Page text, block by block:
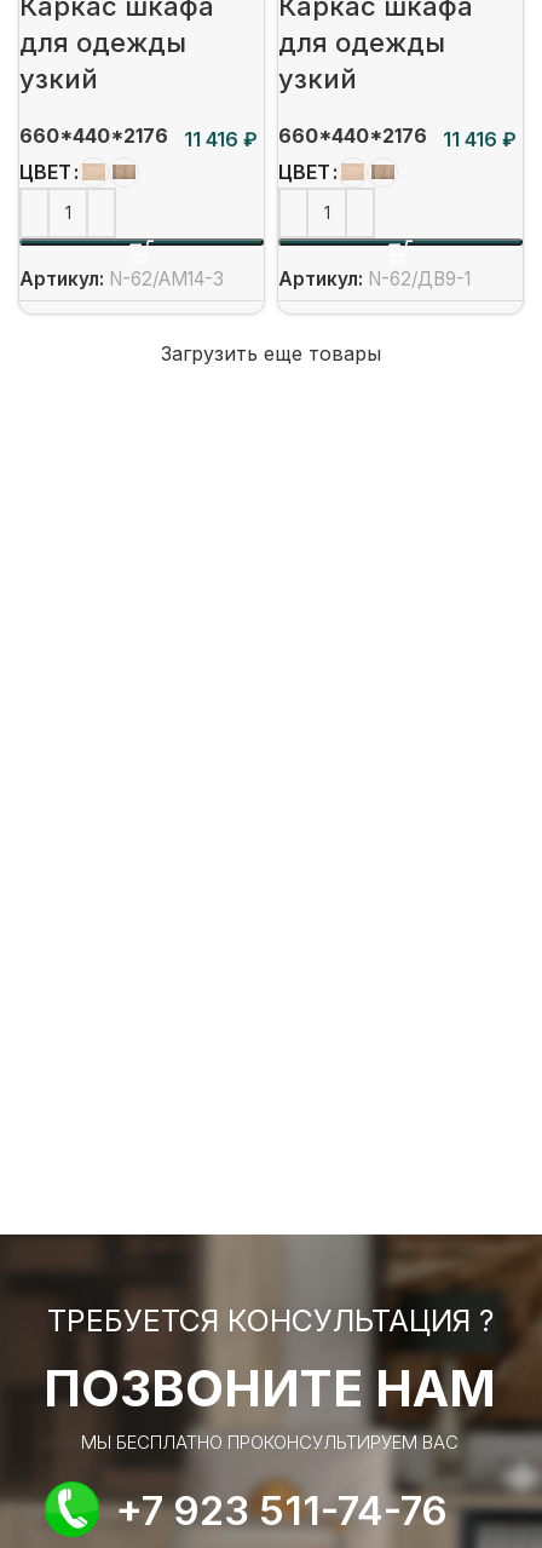
для одежды
узкий
660*440*2176
₽
ЦВЕТ
Артикул: N-62/АМ14-3
для одежды
узкий
660*440*2176
₽
ЦВЕТ
Артикул: N-62/ДВ9-1
Загрузить еще товары
ТРЕБУЕТСЯ КОНСУЛЬТАЦИЯ ?
ПОЗВОНИТЕ НАМ
МЫ БЕСПЛАТНО ПРОКОНСУЛЬТИРУЕМ ВАС
+7 923 511-74-76